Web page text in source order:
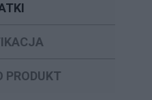
PRODUKT